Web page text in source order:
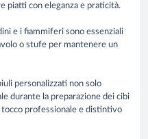
piatti con eleganza e praticità.
e i fiammiferi sono essenziali
o stufe per mantenere un
personalizzati non solo
durante la preparazione dei cibi
tocco professionale e distintivo